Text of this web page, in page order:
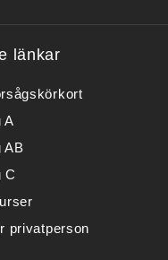
länkar
A
AB
C
privatperson